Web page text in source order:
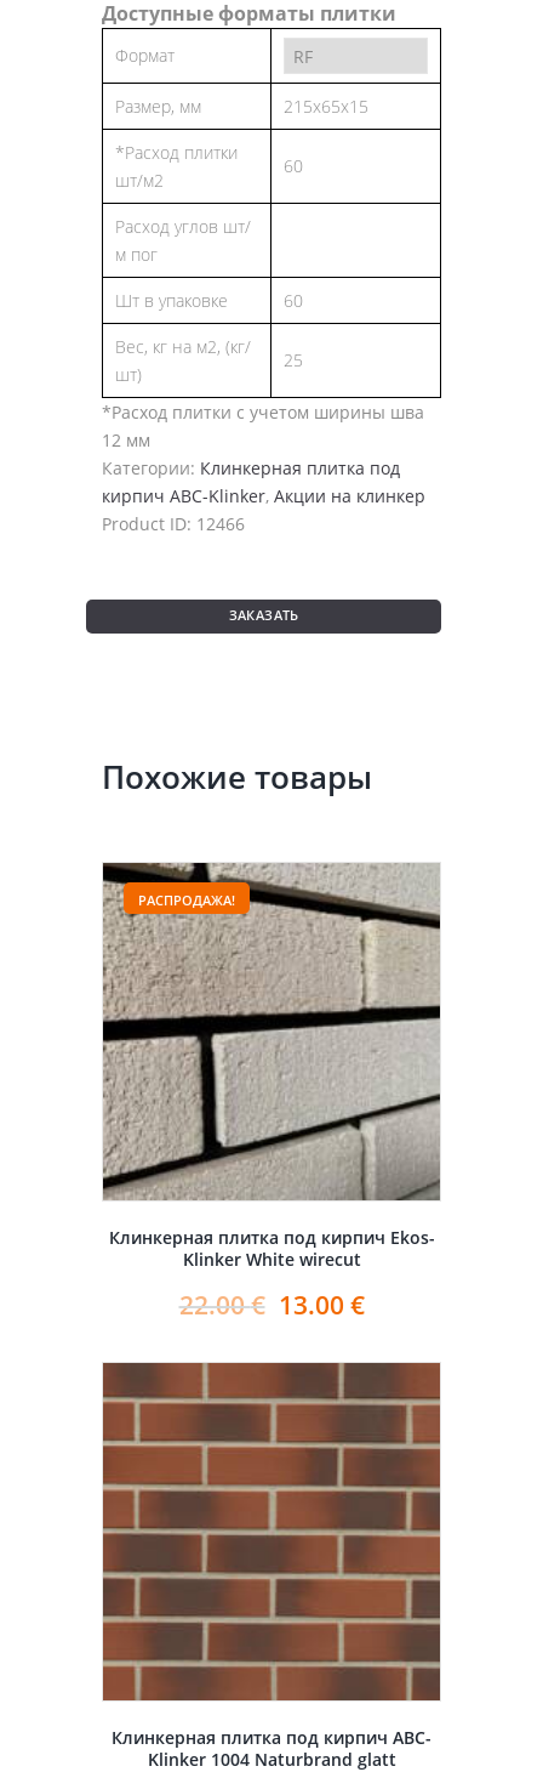
Доступные форматы плитки
Формат
Размер, мм
215x65x15
*Расход плитки
шт/м2
60
Расход углов шт/
м пог
Шт в упаковке
60
Вес, кг на м2, (кг/
шт)
25
*Расход плитки с учетом ширины шва
12 мм
Категории: Клинкерная плитка под
кирпич ABC-Klinker, Акции на клинкер
Product ID: 12466
ЗАКАЗАТЬ
Похожие товары
РАСПРОДАЖА!
Клинкерная плитка под кирпич Ekos-
Klinker White wirecut
22.00€ 13.00 €
Клинкерная плитка под кирпич ABC-
Klinker 1004 Naturbrand glatt